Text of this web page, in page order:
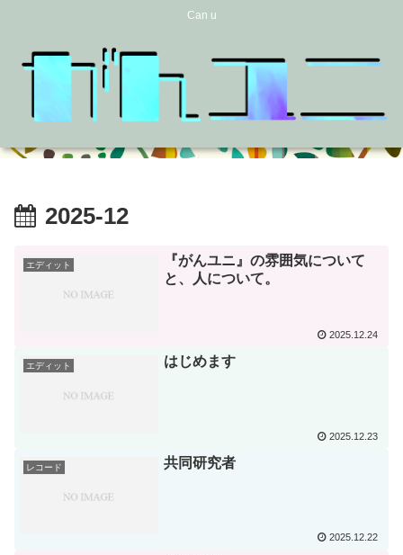
Can u
2025-12
エディット
『がんユニ』の雰囲気について
と、人について。
2025.12.24
エディット はじめます
2025.12.23
レコード 共同研究者
2025.12.22